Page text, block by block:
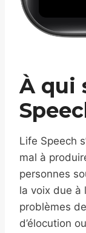
À qui
Life Speech
mal à
personnes
la voix due à
problèmes
d’élocution